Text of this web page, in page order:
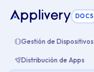
DOCS
Gestión de Dispositivos
Distribución de Apps